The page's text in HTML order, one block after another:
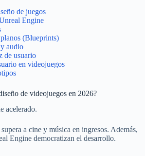
de juegos
Engine
(Blueprints)
audio
de usuario
en videojuegos
de videojuegos en 2026?
acelerado.
a cine y música en ingresos. Además,
Engine democratizan el desarrollo.